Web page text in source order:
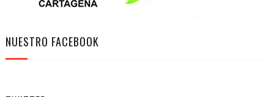
NUESTRO FACEBOOK